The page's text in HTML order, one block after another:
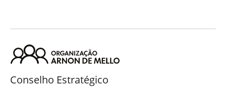
Conselho Estratégico